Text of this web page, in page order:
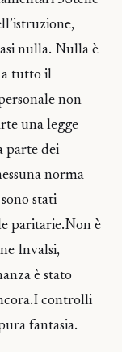
nulla. Nulla è
a tutto il
non
una legge
parte dei
norma
stati
paritarie.Non è
Invalsi,
è stato
controlli
fantasia.